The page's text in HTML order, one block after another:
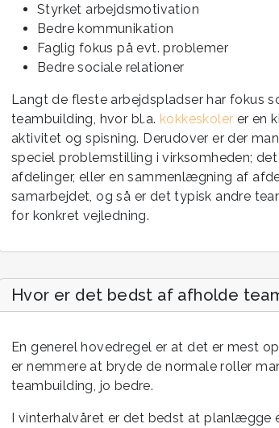
Styrket arbejdsmotivation
Bedre kommunikation
Faglig fokus på evt. problemer
Bedre sociale relationer
Langt de fleste arbejdspladser har fokus
teambuilding, hvor bl.a. kokkeskoler er en
aktivitet og spisning. Derudover er der
speciel problemstilling i virksomheden;
afdelinger, eller en sammenlægning af
samarbejdet, og så er det typisk andre
for konkret vejledning.
Hvor er det bedst af afholde
En generel hovedregel er at det er mest
er nemmere at bryde de normale roller
teambuilding, jo bedre.
I vinterhalvåret er det bedst at planlægge